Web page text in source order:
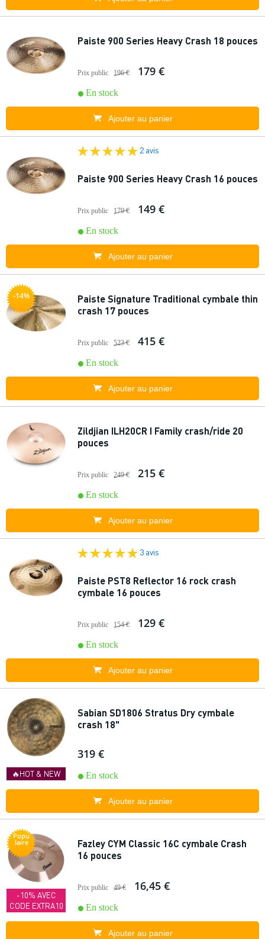
Paiste 900 Series Heavy Crash 18 pouces
Prix public 196 € 179 €
En stock
Ajouter au panier
2 avis
Paiste 900 Series Heavy Crash 16 pouces
Prix public 179 € 149 €
En stock
Ajouter au panier
-14%
Paiste Signature Traditional cymbale thin
crash 17 pouces
Prix public 523 € 415 €
En stock
Ajouter au panier
Zildjian ILH20CR I Family crash/ride 20
pouces
Prix public 249 € 215 €
En stock
Ajouter au panier
3 avis
Paiste PST8 Reflector 16 rock crash
cymbale 16 pouces
Prix public 154 € 129 €
En stock
Ajouter au panier
🔥HOT & NEW
Sabian SD1806 Stratus Dry cymbale
crash 18"
319 €
En stock
Ajouter au panier
Popu
laire
-10% AVEC
CODE EXTRA10
Fazley CYM Classic 16C cymbale Crash
16 pouces
Prix public 49 € 16,45 €
En stock
Ajouter au panier